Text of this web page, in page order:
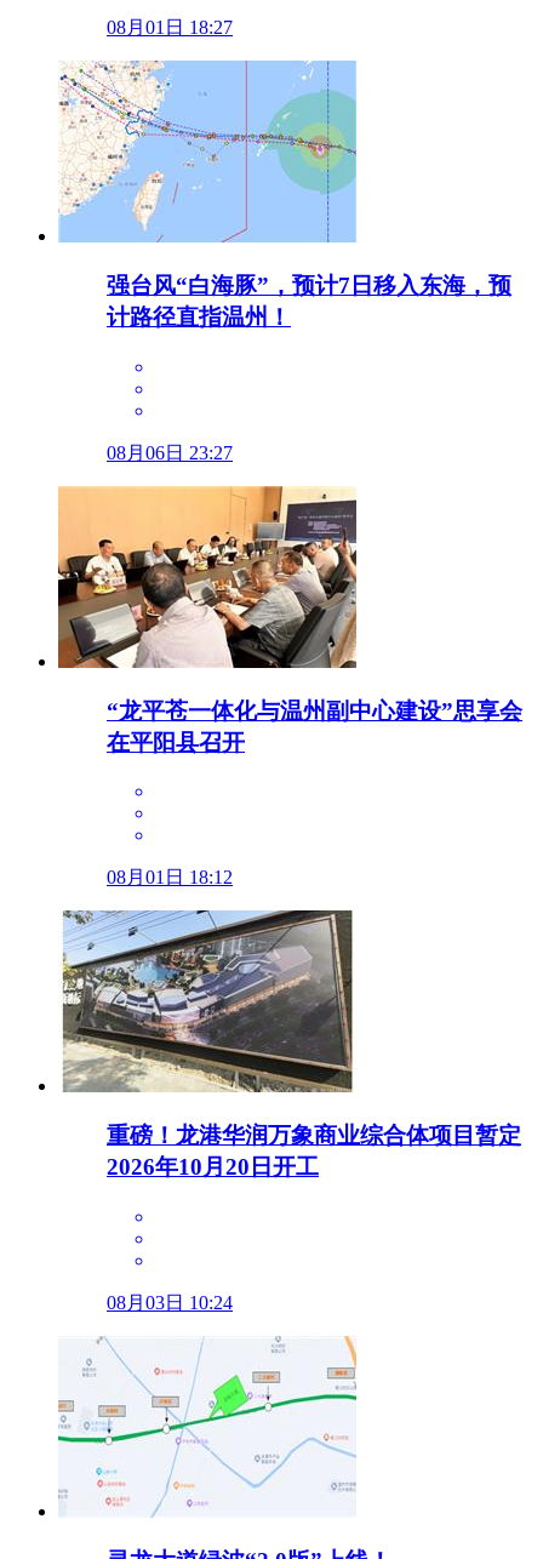
08月01日 18:27
强台风“白海豚”，预计7日移入东海，预
计路径直指温州！
08月06日 23:27
“龙平苍一体化与温州副中心建设”思享会
在平阳县召开
08月01日 18:12
重磅！龙港华润万象商业综合体项目暂定
2026年10月20日开工
08月03日 10:24